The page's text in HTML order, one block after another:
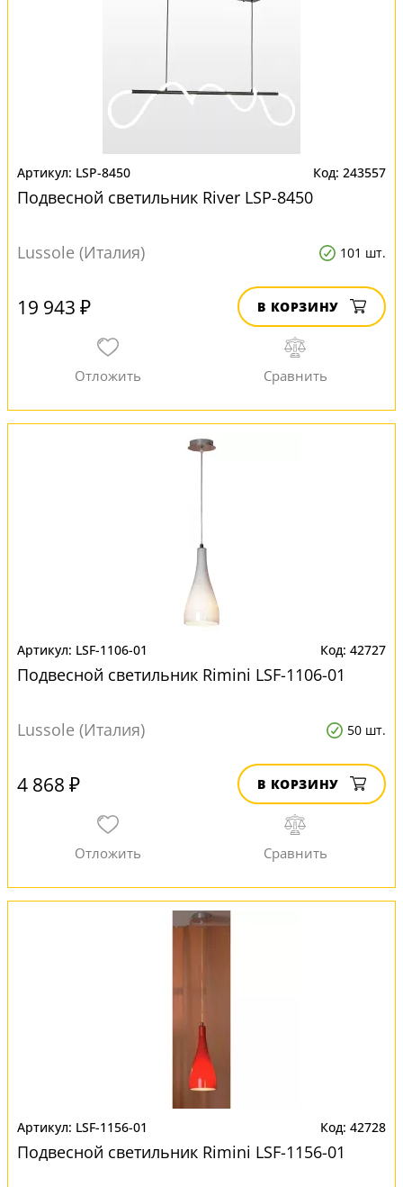
LSP-8450 243557
Подвесной светильник River LSP-8450
Lussole (Италия) 101 шт.
19 943 ₽ В КОРЗИНУ
LSF-1106-01 42727
Подвесной светильник Rimini LSF-1106-01
Lussole (Италия) 50 шт.
4 868 ₽ В КОРЗИНУ
LSF-1156-01 42728
Подвесной светильник Rimini LSF-1156-01